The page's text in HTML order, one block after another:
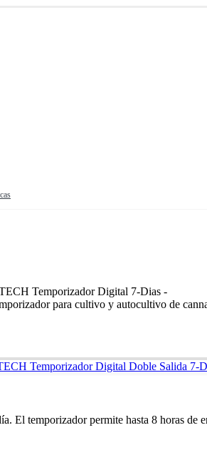
Temporizador Digital Doble Salida 7-
El temporizador permite hasta 8 horas